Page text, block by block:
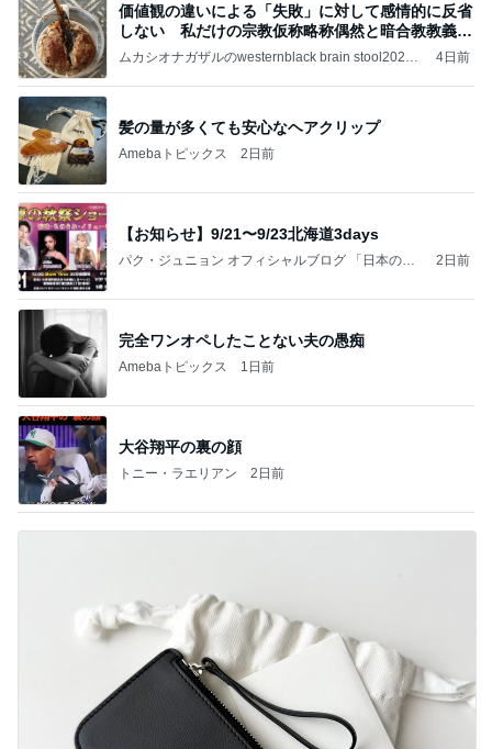
価値観の違いによる「失敗」に対して感情的に反省
しない 私だけの宗教仮称略称偶然と暗合教教義候
補
ムカシオナガザルのwesternblack brain stool2024
ガザル
4日前
髪の量が多くても安心なヘアクリップ
Amebaトピックス 2日前
【お知らせ】9/21〜9/23北海道3days
パク・ジュニョン オフィシャルブログ 「日本の
2日前
完全ワンオペしたことない夫の愚痴
Amebaトピックス 1日前
大谷翔平の裏の顔
トニー・ラエリアン 2日前